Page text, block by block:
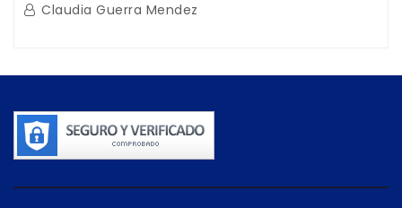
Claudia Guerra Mendez